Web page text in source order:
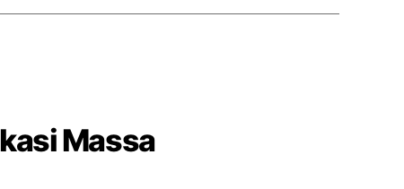
Massa